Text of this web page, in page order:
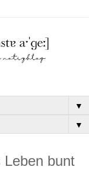
▼
▼
Leben bunt